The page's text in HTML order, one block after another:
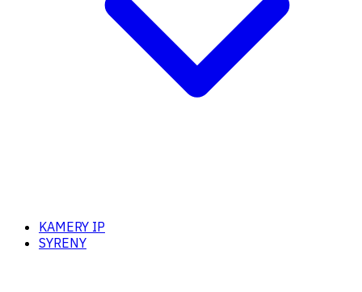
KAMERY IP
SYRENY